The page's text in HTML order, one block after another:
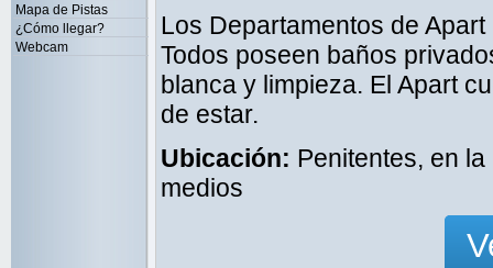
Mapa de Pistas
¿Cómo llegar?
Webcam
Los Departamentos de
Todos poseen baños
blanca y limpieza. El Apart
de estar.
Ubicación: Penitentes, en
medios